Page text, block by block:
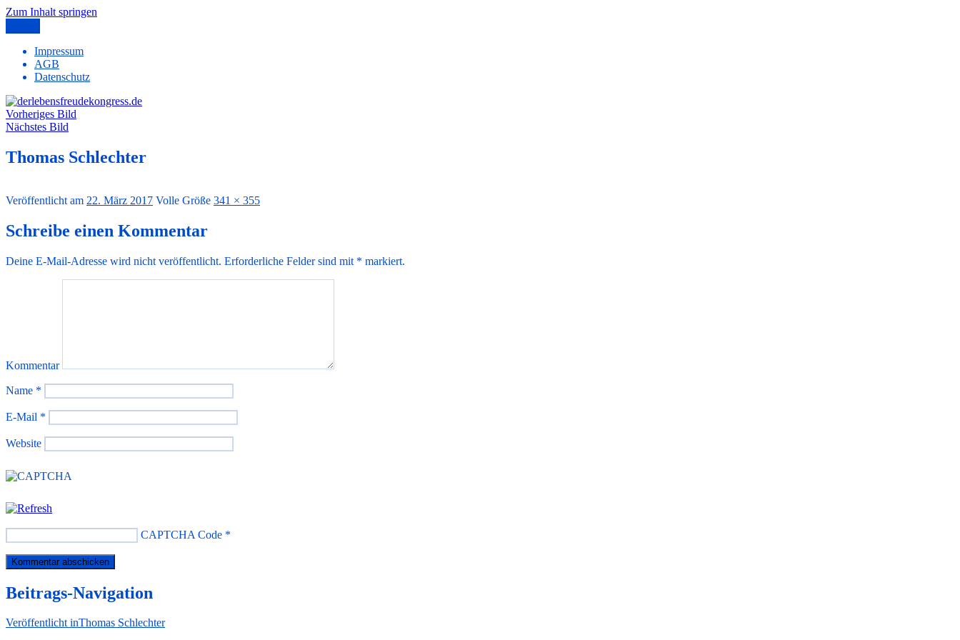
Zum Inhalt springen
derlebensfreudekongress.de
Freude – Erfüllung – Glück – Gesundheit
Impressum
AGB
Datenschutz
Vorheriges Bild
Nächstes Bild
Thomas Schlechter
Veröffentlicht am 22. März 2017 Volle Größe 341 × 355
Schreibe einen Kommentar
Deine E-Mail-Adresse wird nicht veröffentlicht. Erforderliche Felder sind mit * markiert.
Kommentar
Name *
E-Mail *
Website
CAPTCHA Code *
Beitrags-Navigation
Veröffentlicht inThomas Schlechter